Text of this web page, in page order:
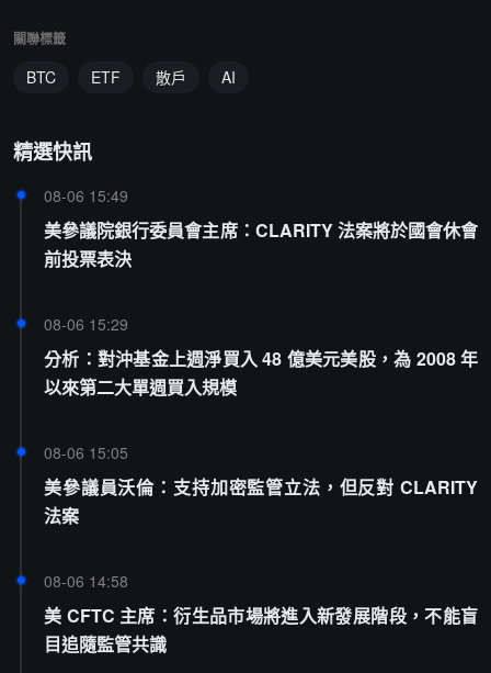
關聯標籤
BTC ETF 散戶 AI
精選快訊
08-06 15:49
美參議院銀行委員會主席：CLARITY 法案將於國會休會
前投票表決
08-06 15:29
分析：對沖基金上週淨買入 48 億美元美股，為 2008 年
以來第二大單週買入規模
08-06 15:05
美參議員沃倫：支持加密監管立法，但反對 CLARITY
法案
08-06 14:58
美 CFTC 主席：衍生品市場將進入新發展階段，不能盲
目追隨監管共識